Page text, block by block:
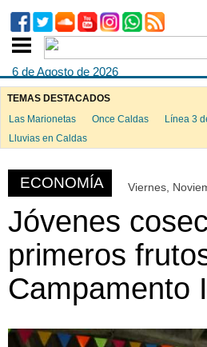
6 de Agosto de 2026
TEMAS DESTACADOS
Las Marionetas
Once Caldas Línea 3
Lluvias en Caldas
ECONOMÍA Viernes,
Jóvenes
primeros
Campamento